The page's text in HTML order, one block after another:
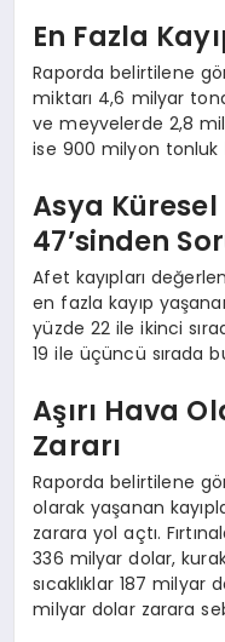
En Fazla
Raporda belirtilene
miktarı 4,6 milyar
ve meyvelerde 2,8
ise 900 milyon tonluk
Asya Küresel
47’sinden
Afet kayıpları
en fazla kayıp
yüzde 22 ile ikinci
19 ile üçüncü sırada
Aşırı Hava
Zararı
Raporda belirtilene
olarak yaşanan
zarara yol açtı.
336 milyar dolar,
sıcaklıklar 187 milyar
milyar dolar zarara